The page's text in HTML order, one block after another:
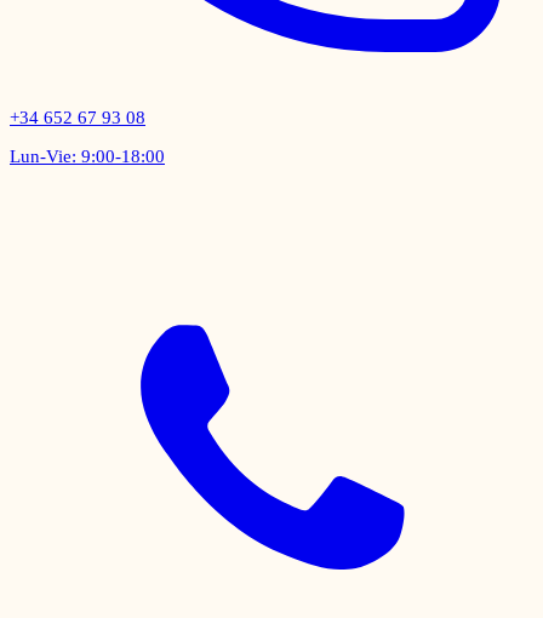
+34 652 67 93 08
Lun-Vie: 9:00-18:00